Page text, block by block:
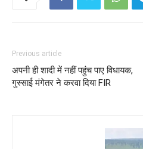
Previous article
अपनी ही शादी में नहीं पहुंच पाए विधायक,
गुस्साई मंगेतर ने करवा दिया FIR